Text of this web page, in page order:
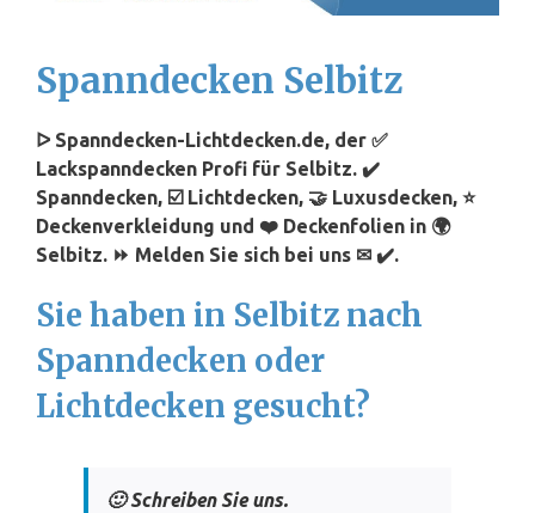
Spanndecken Selbitz
ᐅ Spanndecken-Lichtdecken.de, der ✅
Lackspanndecken Profi für Selbitz. ✔️
Spanndecken, ☑️ Lichtdecken, 🤝 Luxusdecken, ⭐
Deckenverkleidung und ❤️ Deckenfolien in 🌍
Selbitz. ⏩ Melden Sie sich bei uns ✉ ✔️.
Sie haben in Selbitz nach
Spanndecken oder
Lichtdecken gesucht?
🙂 Schreiben Sie uns.